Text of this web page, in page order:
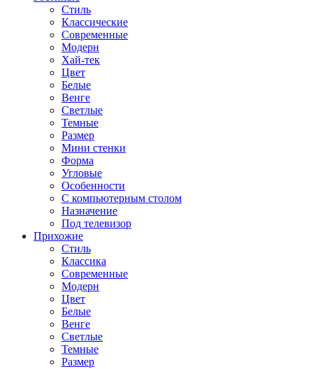
Стиль
Классические
Современные
Модерн
Хай-тек
Цвет
Белые
Венге
Светлые
Темные
Размер
Мини стенки
Форма
Угловые
Особенности
С компьютерным столом
Назначение
Под телевизор
Прихожие
Стиль
Классика
Современные
Модерн
Цвет
Белые
Венге
Светлые
Темные
Размер